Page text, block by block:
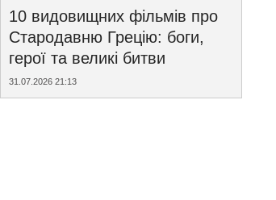
10 видовищних фільмів про
Стародавню Грецію: боги,
герої та великі битви
31.07.2026 21:13